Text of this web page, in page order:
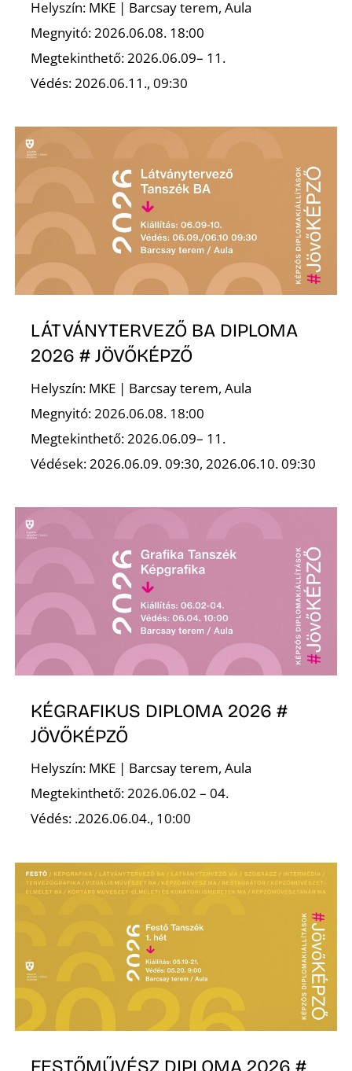
Helyszín: MKE | Barcsay terem, Aula
Megnyitó: 2026.06.08. 18:00
Megtekinthető: 2026.06.09– 11.
Védés: 2026.06.11., 09:30
LÁTVÁNYTERVEZŐ BA DIPLOMA
2026 # JÖVŐKÉPZŐ
Helyszín: MKE | Barcsay terem, Aula
Megnyitó: 2026.06.08. 18:00
Megtekinthető: 2026.06.09– 11.
Védések: 2026.06.09. 09:30, 2026.06.10. 09:30
KÉGRAFIKUS DIPLOMA 2026 #
JÖVŐKÉPZŐ
Helyszín: MKE | Barcsay terem, Aula
Megtekinthető: 2026.06.02 – 04.
Védés: .2026.06.04., 10:00
FESTŐMŰVÉSZ DIPLOMA 2026 #